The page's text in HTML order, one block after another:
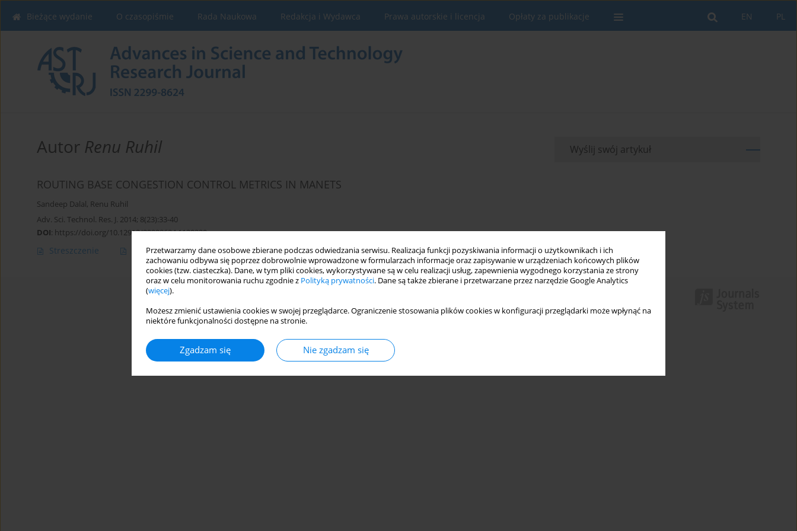
Przetwarzamy dane osobowe zbierane podczas odwiedzania serwisu. Realizacja funkcji pozyskiwania informacji o użytkownikach i ich
zachowaniu odbywa się poprzez dobrowolnie wprowadzone w formularzach informacje oraz zapisywanie w urządzeniach końcowych plików
cookies (tzw. ciasteczka). Dane, w tym pliki cookies, wykorzystywane są w celu realizacji usług, zapewnienia wygodnego korzystania ze strony
oraz w celu monitorowania ruchu zgodnie z Polityką prywatności. Dane są także zbierane i przetwarzane przez narzędzie Google Analytics
(więcej).
Możesz zmienić ustawienia cookies w swojej przeglądarce. Ograniczenie stosowania plików cookies w konfiguracji przeglądarki może wpłynąć na
niektóre funkcjonalności dostępne na stronie.
Zgadzam się Nie zgadzam się
PL
EN
Bieżące wydanie O czasopiśmie Rada Naukowa Redakcja i Wydawca Prawa autorskie i licencja Opłaty za publikacje
Autor Renu Ruhil
ROUTING BASE CONGESTION CONTROL METRICS IN MANETS
Sandeep Dalal, Renu Ruhil
Adv. Sci. Technol. Res. J. 2014; 8(23):33-40
DOI: https://doi.org/10.12913/22998624.1120320
Streszczenie Artykuł(PDF) Statystyki
Wyślij swój artykuł